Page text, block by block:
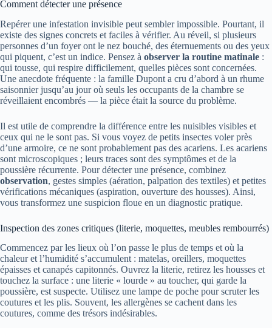
Comment détecter une présence
Repérer une infestation invisible peut sembler impossible. Pourtant, il
existe des signes concrets et faciles à vérifier. Au réveil, si plusieurs
personnes d’un foyer ont le nez bouché, des éternuements ou des yeux
qui piquent, c’est un indice. Pensez à observer la routine matinale :
qui tousse, qui respire difficilement, quelles pièces sont concernées.
Une anecdote fréquente : la famille Dupont a cru d’abord à un rhume
saisonnier jusqu’au jour où seuls les occupants de la chambre se
réveillaient encombrés — la pièce était la source du problème.
Il est utile de comprendre la différence entre les nuisibles visibles et
ceux qui ne le sont pas. Si vous voyez de petits insectes voler près
d’une armoire, ce ne sont probablement pas des acariens. Les acariens
sont microscopiques ; leurs traces sont des symptômes et de la
poussière récurrente. Pour détecter une présence, combinez
observation, gestes simples (aération, palpation des textiles) et petites
vérifications mécaniques (aspiration, ouverture des housses). Ainsi,
vous transformez une suspicion floue en un diagnostic pratique.
Inspection des zones critiques (literie, moquettes, meubles rembourrés)
Commencez par les lieux où l’on passe le plus de temps et où la
chaleur et l’humidité s’accumulent : matelas, oreillers, moquettes
épaisses et canapés capitonnés. Ouvrez la literie, retirez les housses et
touchez la surface : une literie « lourde » au toucher, qui garde la
poussière, est suspecte. Utilisez une lampe de poche pour scruter les
coutures et les plis. Souvent, les allergènes se cachent dans les
coutures, comme des trésors indésirables.